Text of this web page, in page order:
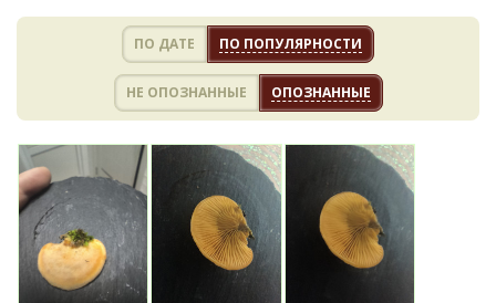
ПО ДАТЕ ПО ПОПУЛЯРНОСТИ
НЕ ОПОЗНАННЫЕ ОПОЗНАННЫЕ